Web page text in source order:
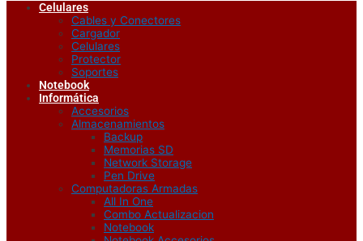
Celulares
Cables y Conectores
Cargador
Celulares
Protector
Soportes
Notebook
Informática
Accesorios
Almacenamientos
Backup
Memorias SD
Network Storage
Pen Drive
Computadoras Armadas
All In One
Combo Actualizacion
Notebook